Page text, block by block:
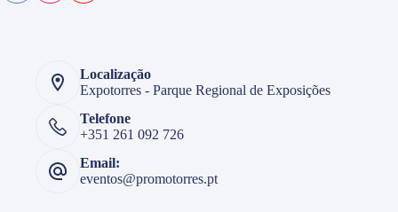
Localização
Expotorres - Parque Regional de Exposições
Telefone
+351 261 092 726
Email:
eventos@promotorres.pt